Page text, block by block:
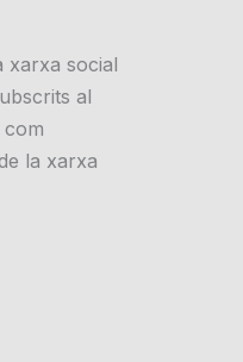
xarxa social
al
com
la xarxa